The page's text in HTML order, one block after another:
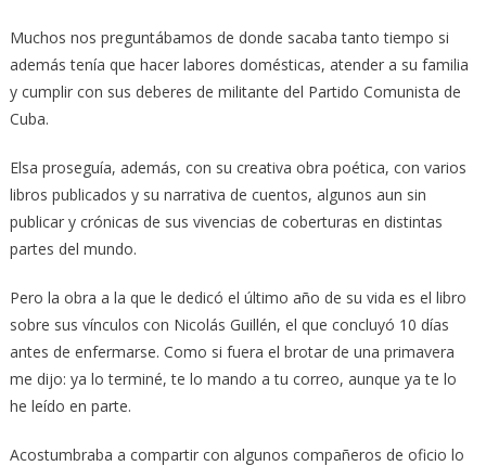
Muchos nos preguntábamos de donde sacaba tanto tiempo si
además tenía que hacer labores domésticas, atender a su familia
y cumplir con sus deberes de militante del Partido Comunista de
Cuba.
Elsa proseguía, además, con su creativa obra poética, con varios
libros publicados y su narrativa de cuentos, algunos aun sin
publicar y crónicas de sus vivencias de coberturas en distintas
partes del mundo.
Pero la obra a la que le dedicó el último año de su vida es el libro
sobre sus vínculos con Nicolás Guillén, el que concluyó 10 días
antes de enfermarse. Como si fuera el brotar de una primavera
me dijo: ya lo terminé, te lo mando a tu correo, aunque ya te lo
he leído en parte.
Acostumbraba a compartir con algunos compañeros de oficio lo